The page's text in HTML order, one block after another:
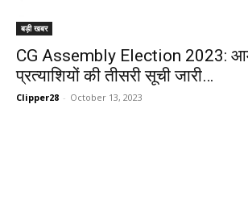
बड़ी खबर
CG Assembly Election 2023: आम
प्रत्याशियों की तीसरी सूची जारी…
Clipper28 - October 13, 2023